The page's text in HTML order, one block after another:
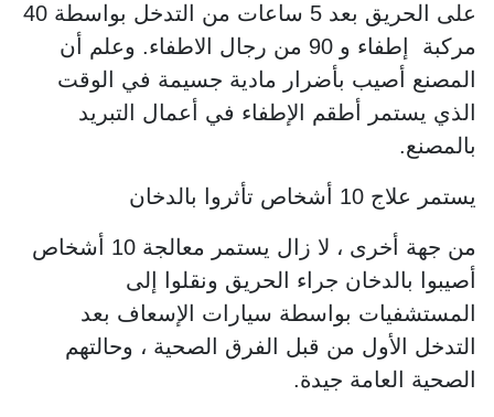
على الحريق بعد 5 ساعات من التدخل بواسطة 40
مركبة إطفاء و 90 من رجال الاطفاء. وعلم أن
المصنع أصيب بأضرار مادية جسيمة في الوقت
الذي يستمر أطقم الإطفاء في أعمال التبريد
بالمصنع.
يستمر علاج 10 أشخاص تأثروا بالدخان
من جهة أخرى ، لا زال يستمر معالجة 10 أشخاص
أصيبوا بالدخان جراء الحريق ونقلوا إلى
المستشفيات بواسطة سيارات الإسعاف بعد
التدخل الأول من قبل الفرق الصحية ، وحالتهم
الصحية العامة جيدة.